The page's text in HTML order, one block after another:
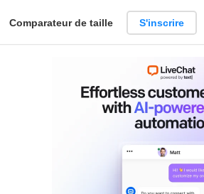
Créer
Comparateur de taille S'inscrire